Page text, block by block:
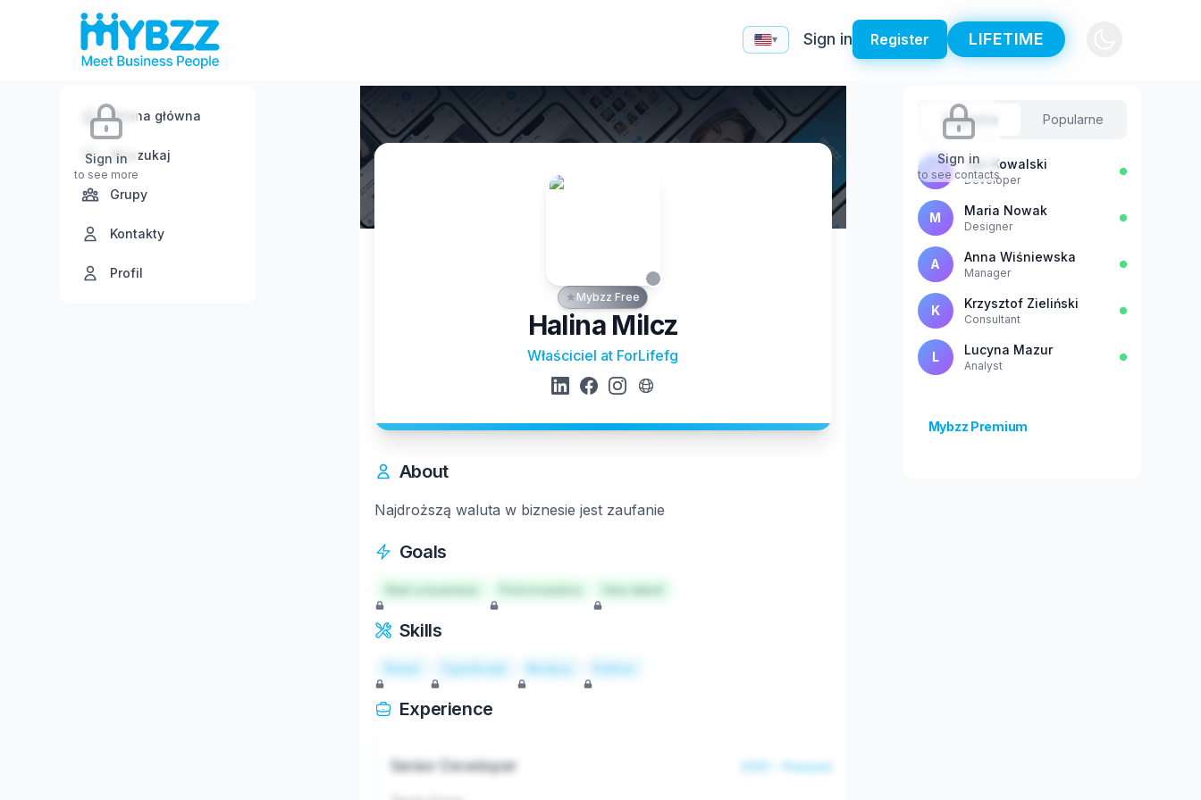
▾ Sign in Register LIFETIME
Sign in
to see more
Strona główna
Wyszukaj
Grupy
Kontakty
Profil
Mybzz Free
Halina Milcz
Właściciel at ForLifefg
About
Najdroższą waluta w biznesie jest zaufanie
Goals
Start a business Hire talent
Skills
React TypeScript Node.js Python
Experience
Senior Developer 2021 - Present
Sign in
to see contacts
Sugestie Popularne
J Jan Kowalski
Developer
M Maria Nowak
Designer
A Anna Wiśniewska
Manager
K Krzysztof Zieliński
Consultant
L Lucyna Mazur
Analyst
Mybzz Premium